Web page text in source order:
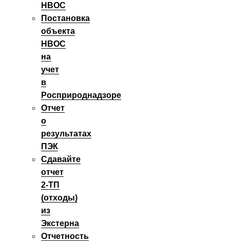
НВОС
Постановка
объекта
НВОС
на
учет
в
Росприроднадзоре
Отчет
о
результатах
ПЭК
Сдавайте
отчет
2‑ТП
(отходы)
из
Экстерна
Отчетность